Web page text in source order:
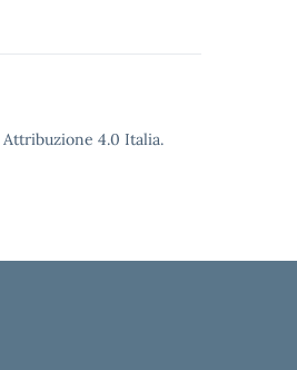
4.0 Italia.